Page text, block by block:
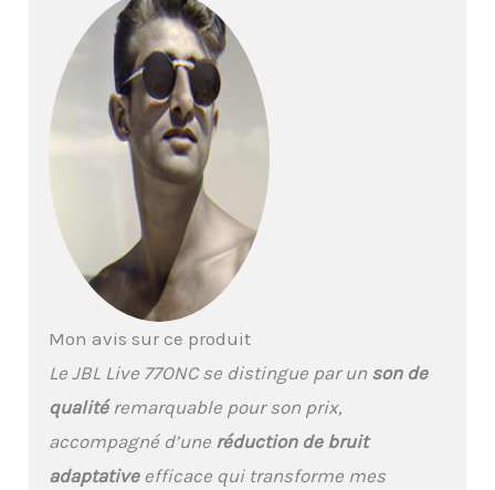
diffusez sans fil un son
de haute qualité même à
des débits binaires
inférieurs à l'aide de la
dernière technologie
vous offre le meilleur
son disponible, tandis
que le mode vidéo veille à
ce que le son et les
visuels de vos films et
Disponible via la mise à
jour OTA à un stade
ultérieur. Réduction du
bruit adaptative avec
Smart Ambient: Avec
détection de bruit, True
Mon avis sur ce produit
Le JBL Live 77ONC se distingue par un son de
qualitéremarquable pour son prix,
accompagné d’une réduction de bruit
adaptativeefficace qui transforme mes